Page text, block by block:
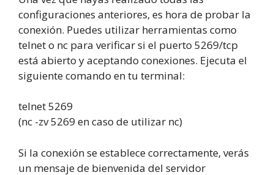
configuraciones anteriores, es hora de probar la
conexión. Puedes utilizar herramientas como
telnet o nc para verificar si el puerto 5269/tcp
está abierto y aceptando conexiones. Ejecuta el
siguiente comando en tu terminal:
telnet 5269
(nc -zv 5269 en caso de utilizar nc)
Si la conexión se establece correctamente, verás
un mensaje de bienvenida del servidor